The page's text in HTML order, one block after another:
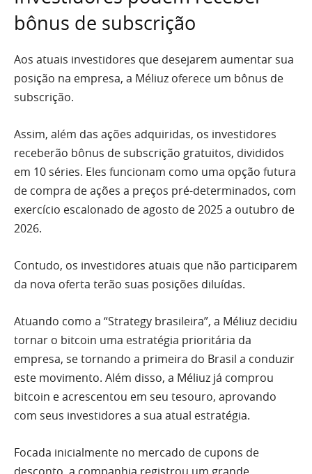
bônus de subscrição
Aos atuais investidores que desejarem aumentar sua
posição na empresa, a Méliuz oferece um bônus de
subscrição.
Assim, além das ações adquiridas, os investidores
receberão bônus de subscrição gratuitos, divididos
em 10 séries. Eles funcionam como uma opção futura
de compra de ações a preços pré-determinados, com
exercício escalonado de agosto de 2025 a outubro de
2026.
Contudo, os investidores atuais que não participarem
da nova oferta terão suas posições diluídas.
Atuando como a “Strategy brasileira”, a Méliuz decidiu
tornar o bitcoin uma estratégia prioritária da
empresa, se tornando a primeira do Brasil a conduzir
este movimento. Além disso, a Méliuz já comprou
bitcoin e acrescentou em seu tesouro, aprovando
com seus investidores a sua atual estratégia.
Focada inicialmente no mercado de cupons de